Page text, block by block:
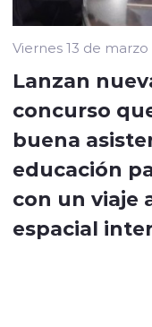
Viernes 13 de
Lanzan
concurso
buena
educación
con un viaje
espacial